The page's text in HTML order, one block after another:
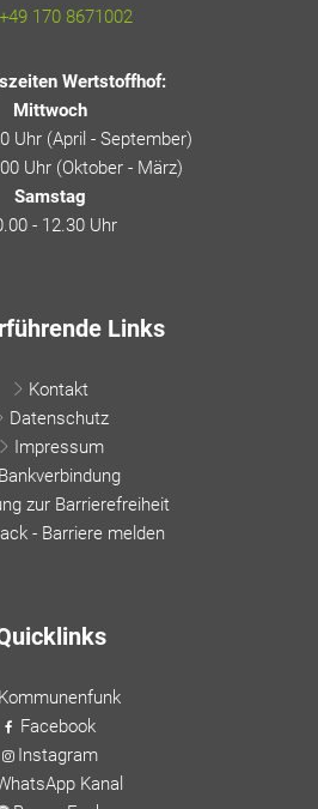
+49 170 8671002
Wertstoffhof:
Mittwoch
Uhr (April - September)
Uhr (Oktober - März)
Samstag
- 12.30 Uhr
Links
Kontakt
Datenschutz
Impressum
Bankverbindung
zur Barrierefreiheit
- Barriere melden
Kommunenfunk
Facebook
Instagram
Kanal